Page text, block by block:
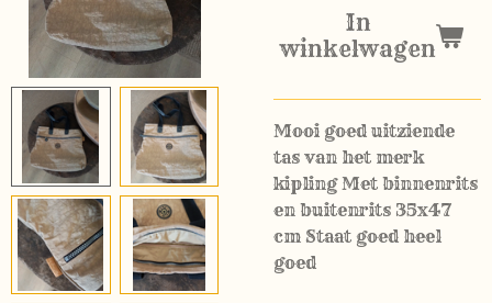
In
winkelwagen
Mooi goed uitziende
tas van het merk
kipling Met binnenrits
en buitenrits 35x47
cm Staat goed heel
goed